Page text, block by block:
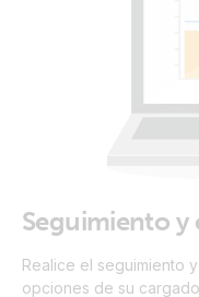
Seguimiento
Realice el seguimiento
opciones de su